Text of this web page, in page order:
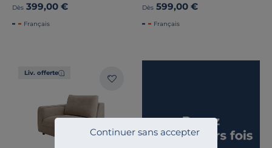
Continuer sans accepter
Dès 399,00 €
Français
Dès 599,00 €
Français
Liv. offerte